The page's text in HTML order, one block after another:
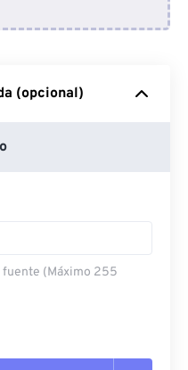
(opcional)
fuente (Máximo 255